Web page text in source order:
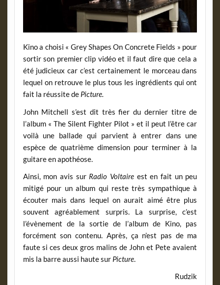
Kino a choisi « Grey Shapes On Concrete Fields » pour
sortir son premier clip vidéo et il faut dire que cela a
été judicieux car c’est certainement le morceau dans
lequel on retrouve le plus tous les ingrédients qui ont
fait la réussite de Picture.
John Mitchell s’est dit très fier du dernier titre de
l’album « The Silent Fighter Pilot » et il peut l’être car
voilà une ballade qui parvient à entrer dans une
espèce de quatrième dimension pour terminer à la
guitare en apothéose.
Ainsi, mon avis sur Radio Voltaire est en fait un peu
mitigé pour un album qui reste très sympathique à
écouter mais dans lequel on aurait aimé être plus
souvent agréablement surpris. La surprise, c’est
l’évènement de la sortie de l’album de Kino, pas
forcément son contenu. Après, ça n’est pas de ma
faute si ces deux gros malins de John et Pete avaient
mis la barre aussi haute sur Picture.
Rudzik